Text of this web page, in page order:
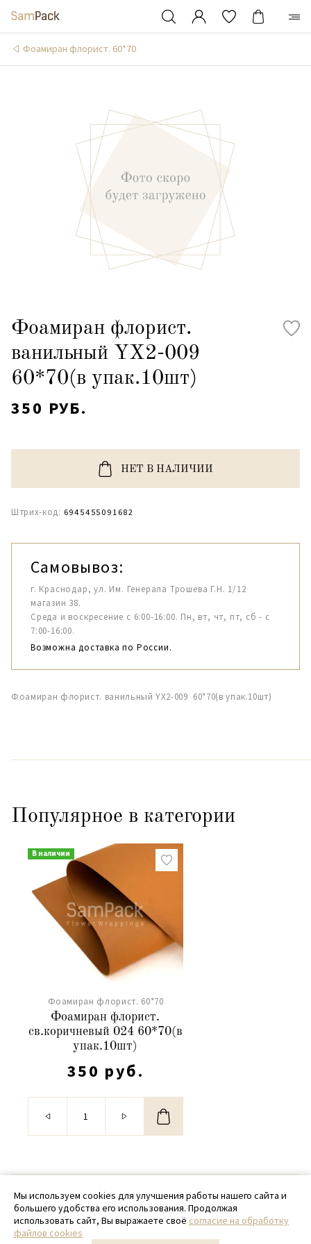
Фоамиран флорист. 60*70
Фоамиран флорист.
ванильный YX2-009
60*70(в упак.10шт)
350 РУБ.
НЕТ В НАЛИЧИИ
Штрих-код: 6945455091682
Самовывоз:
г. Краснодар, ул. Им. Генерала Трошева Г.Н. 1/12
магазин 38.
Среда и воскресение с 6:00-16:00. Пн, вт, чт, пт, сб - с
7:00-16:00.
Возможна доставка по России.
Фоамиран флорист. ванильный YX2-009 60*70(в упак.10шт)
Популярное в категории
В наличии
Фоамиран флорист. 60*70
Фоамиран флорист.
св.коричневый 024 60*70(в
упак.10шт)
350 руб.
© 2020 - 2026 SamPack
+ 7 (918) 699-97-87
zakaz@sampack.store
Мы используем cookies для улучшения работы нашего сайта и
большего удобства его использования. Продолжая
использовать сайт, Вы выражаете своё согласие на обработку
файлов cookies